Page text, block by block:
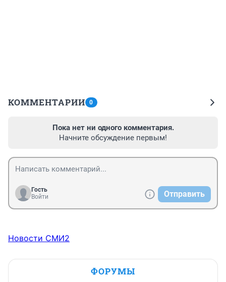
КОММЕНТАРИИ 0
Пока нет ни одного комментария.
Начните обсуждение первым!
Гость
Войти
Отправить
Новости СМИ2
ФОРУМЫ